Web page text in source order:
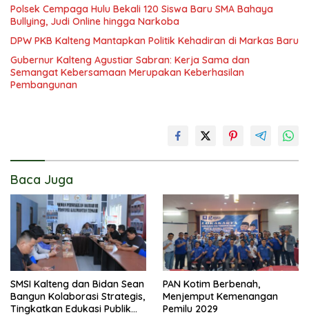
Polsek Cempaga Hulu Bekali 120 Siswa Baru SMA Bahaya
Bullying, Judi Online hingga Narkoba
DPW PKB Kalteng Mantapkan Politik Kehadiran di Markas Baru
Gubernur Kalteng Agustiar Sabran: Kerja Sama dan
Semangat Kebersamaan Merupakan Keberhasilan
Pembangunan
Baca Juga
SMSI Kalteng dan Bidan Sean
Bangun Kolaborasi Strategis,
Tingkatkan Edukasi Publik
PAN Kotim Berbenah,
Menjemput Kemenangan
Pemilu 2029